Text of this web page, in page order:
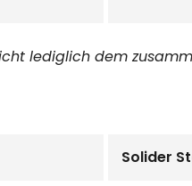
lediglich dem
Solider